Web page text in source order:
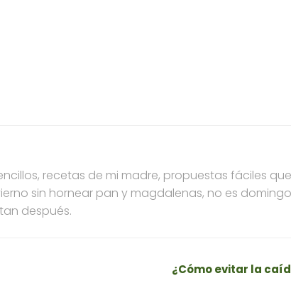
recetas de mi madre, propuestas fáciles
sin hornear pan y magdalenas, no es
después.
¿Cómo evitar la